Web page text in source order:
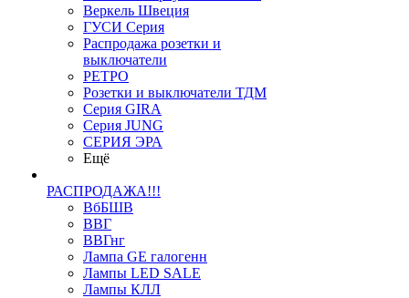
Веркель Швеция
ГУСИ Серия
Распродажа розетки и
выключатели
РЕТРО
Розетки и выключатели ТДМ
Серия GIRA
Серия JUNG
СЕРИЯ ЭРА
Ещё
РАСПРОДАЖА!!!
ВбБШВ
ВВГ
ВВГнг
Лампа GE галогенн
Лампы LED SALE
Лампы КЛЛ